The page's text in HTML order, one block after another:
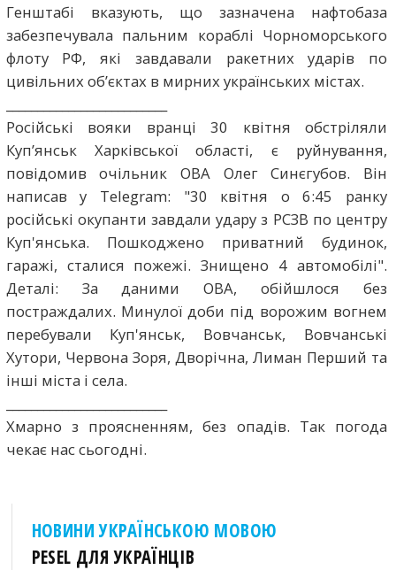
Генштабі вказують, що зазначена нафтобаза
забезпечувала пальним кораблі Чорноморського
флоту РФ, які завдавали ракетних ударів по
цивільних об’єктах в мирних українських містах.
Російські вояки вранці 30 квітня обстріляли
Куп’янськ Харківської області, є руйнування,
повідомив очільник ОВА Олег Синєгубов. Він
написав у Telegram: "30 квітня о 6:45 ранку
російські окупанти завдали удару з РСЗВ по центру
Куп'янська. Пошкоджено приватний будинок,
гаражі, сталися пожежі. Знищено 4 автомобілі".
Деталі: За даними ОВА, обійшлося без
постраждалих. Минулої доби під ворожим вогнем
перебували Куп'янськ, Вовчанськ, Вовчанські
Хутори, Червона Зоря, Дворічна, Лиман Перший та
інші міста і села.
Хмарно з проясненням, без опадів. Так погода
чекає нас сьогодні.
НОВИНИ УКРАЇНСЬКОЮ МОВОЮ
PESEL ДЛЯ УКРАЇНЦІВ